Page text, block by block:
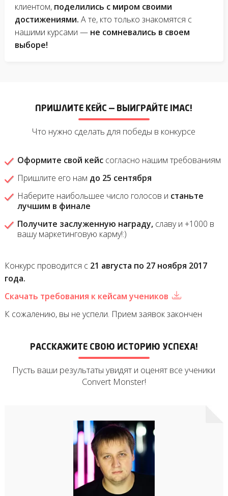
клиентом, поделились с миром своими
достижениями. А те, кто только знакомятся с
нашими курсами — не сомневались в своем
выборе!
ПРИШЛИТЕ КЕЙС — ВЫИГРАЙТЕ IMAC!
Что нужно сделать для победы в конкурсе
Оформите свой кейссогласно нашим требованиям
Пришлите его нам до 25 сентября
Наберите наибольшее число голосов и станьте
лучшим в финале
Получите заслуженную награду,славу и +1000 в
вашу маркетинговую карму!:)
Конкурс проводится с 21 августа по 27 ноября 2017
года.
Скачать требования к кейсам учеников
К сожалению, вы не успели. Прием заявок закончен
РАССКАЖИТЕ СВОЮ ИСТОРИЮ УСПЕХА!
Пусть ваши результаты увидят и оценят все ученики
Convert Monster!